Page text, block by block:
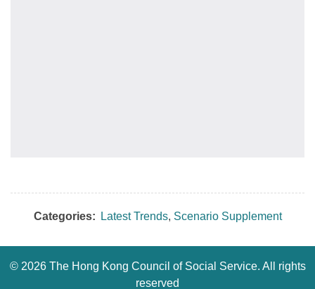
Categories: Latest Trends, Scenario Supplement
© 2026 The Hong Kong Council of Social Service. All rights
reserved